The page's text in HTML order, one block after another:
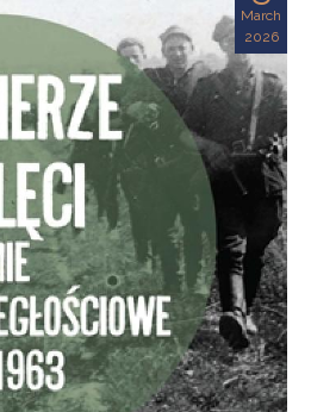
March
2026